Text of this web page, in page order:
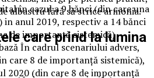
în cazul a 9 bănci (din care una
anul 2019, respectiv a 14 bănci
de importanţă sistemică)
În cadrul scenariului advers,
care 8 de importanţă sistemică),
2020 (din care 8 de importanţă
albastru fără să strice armonia.
care prind la lumina